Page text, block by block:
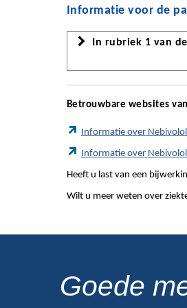
Informatie voor de
In rubriek 1 van
Betrouwbare websites
Informatie over
Informatie over
Heeft u last van een
Wilt u meer weten over
Goede